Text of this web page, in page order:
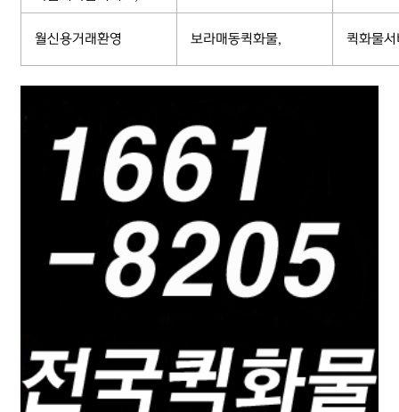
월신용거래환영 보라매동퀵화물, 퀵화물